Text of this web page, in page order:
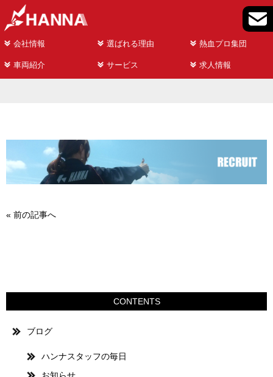
会社情報 選ばれる理由 熱血プロ集団
車両紹介 サービス 求人情報
« 前の記事へ
CONTENTS
ブログ
ハンナスタッフの毎日
お知らせ